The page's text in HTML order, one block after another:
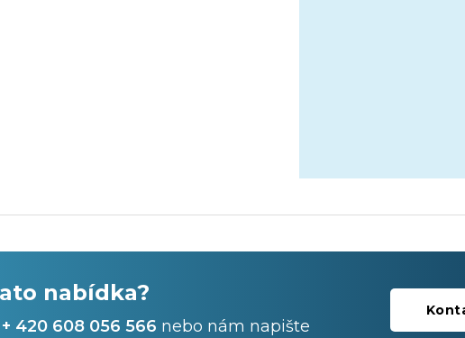
nabídka?
+ 420 608 056 566 nebo nám napište